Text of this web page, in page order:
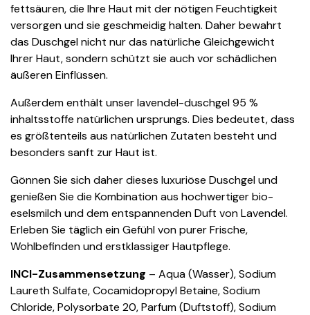
fettsäuren, die Ihre Haut mit der nötigen Feuchtigkeit
versorgen und sie geschmeidig halten. Daher bewahrt
das Duschgel nicht nur das natürliche Gleichgewicht
Ihrer Haut, sondern schützt sie auch vor schädlichen
äußeren Einflüssen.
Außerdem enthält unser lavendel-duschgel 95 %
inhaltsstoffe natürlichen ursprungs. Dies bedeutet, dass
es größtenteils aus natürlichen Zutaten besteht und
besonders sanft zur Haut ist.
Gönnen Sie sich daher dieses luxuriöse Duschgel und
genießen Sie die Kombination aus hochwertiger bio-
eselsmilch und dem entspannenden Duft von Lavendel.
Erleben Sie täglich ein Gefühl von purer Frische,
Wohlbefinden und erstklassiger Hautpflege.
INCI-Zusammensetzung – Aqua (Wasser), Sodium
Laureth Sulfate, Cocamidopropyl Betaine, Sodium
Chloride, Polysorbate 20, Parfum (Duftstoff), Sodium